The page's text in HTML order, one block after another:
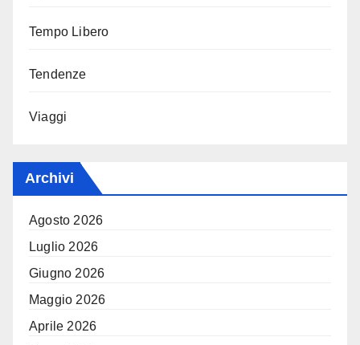
Tempo Libero
Tendenze
Viaggi
Archivi
Agosto 2026
Luglio 2026
Giugno 2026
Maggio 2026
Aprile 2026